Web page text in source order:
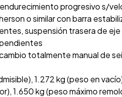
progresivo s/
o similar con barra
suspensión trasera de
totalmente manual de
1.272 kg (peso en
1.650 kg (peso máximo